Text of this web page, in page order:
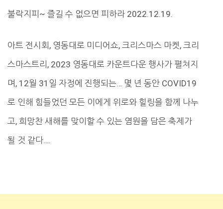
불락지피~ 즐길 수 없으면 피하라 2022.12.19.
아트 전시회, 영동대로 미디어쇼, 크리스마스 마켓, 크리
스마스트리, 2023 영동대로 카운트다운 행사가 펼쳐지
며, 12월 31일 자정에 진행되는… 몇 년 동안 COVID19
로 인해 힘들었던 모든 이에게 위로와 힐링을 함께 나누
고, 희망찬 새해를 맞이할 수 있는 염원을 담은 축제가
될 것 같다….